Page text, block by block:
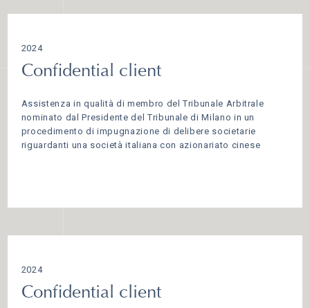
2024
Confidential client
Assistenza in qualità di membro del Tribunale Arbitrale
nominato dal Presidente del Tribunale di Milano in un
procedimento di impugnazione di delibere societarie
riguardanti una società italiana con azionariato cinese
2024
Confidential client